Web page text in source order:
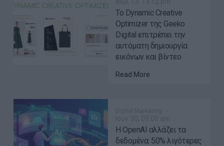
Το Dynamic Creative
Optimizer της Geeko
Digital επιτρέπει την
αυτόματη δημιουργία
εικόνων και βίντεο
Read More
Η OpenAI αλλάζει τα
δεδομένα: 50% λιγότερες